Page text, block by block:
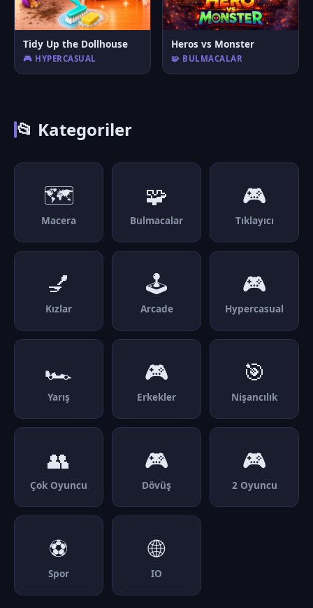
Tidy Up the Dollhouse
🎮 HYPERCASUAL
Heros vs Monster
🧩 BULMACALAR
📂 Kategoriler
🗺️
Macera
🧩
Bulmacalar
🎮
Tıklayıcı
💅
Kızlar
🕹️
Arcade
🎮
Hypercasual
🏎️
Yarış
🎮
Erkekler
🎯
Nişancılık
👥
Çok Oyuncu
🎮
Dövüş
🎮
2 Oyuncu
⚽
Spor
🌐
IO